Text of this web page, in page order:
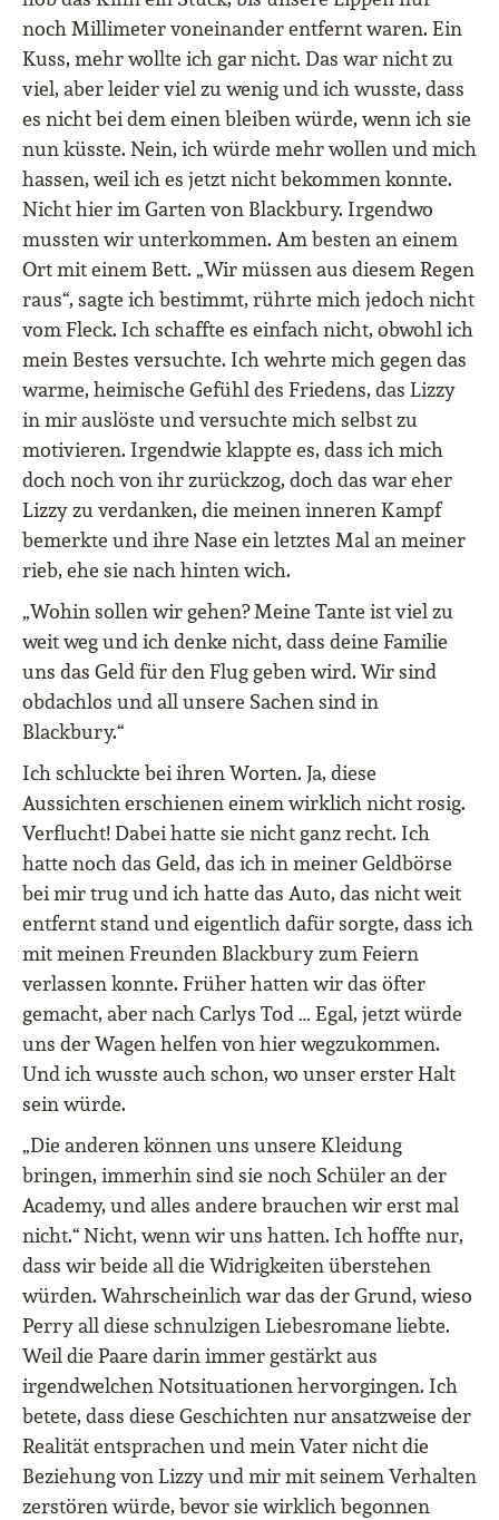
noch Millimeter voneinander entfernt waren. Ein
Kuss, mehr wollte ich gar nicht. Das war nicht zu
viel, aber leider viel zu wenig und ich wusste, dass
es nicht bei dem einen bleiben würde, wenn ich sie
nun küsste. Nein, ich würde mehr wollen und mich
hassen, weil ich es jetzt nicht bekommen konnte.
Nicht hier im Garten von Blackbury. Irgendwo
mussten wir unterkommen. Am besten an einem
Ort mit einem Bett. „Wir müssen aus diesem Regen
raus“, sagte ich bestimmt, rührte mich jedoch nicht
vom Fleck. Ich schaffte es einfach nicht, obwohl ich
mein Bestes versuchte. Ich wehrte mich gegen das
warme, heimische Gefühl des Friedens, das Lizzy
in mir auslöste und versuchte mich selbst zu
motivieren. Irgendwie klappte es, dass ich mich
doch noch von ihr zurückzog, doch das war eher
Lizzy zu verdanken, die meinen inneren Kampf
bemerkte und ihre Nase ein letztes Mal an meiner
rieb, ehe sie nach hinten wich.
„Wohin sollen wir gehen? Meine Tante ist viel zu
weit weg und ich denke nicht, dass deine Familie
uns das Geld für den Flug geben wird. Wir sind
obdachlos und all unsere Sachen sind in
Blackbury.“
Ich schluckte bei ihren Worten. Ja, diese
Aussichten erschienen einem wirklich nicht rosig.
Verflucht! Dabei hatte sie nicht ganz recht. Ich
hatte noch das Geld, das ich in meiner Geldbörse
bei mir trug und ich hatte das Auto, das nicht weit
entfernt stand und eigentlich dafür sorgte, dass ich
mit meinen Freunden Blackbury zum Feiern
verlassen konnte. Früher hatten wir das öfter
gemacht, aber nach Carlys Tod … Egal, jetzt würde
uns der Wagen helfen von hier wegzukommen.
Und ich wusste auch schon, wo unser erster Halt
sein würde.
„Die anderen können uns unsere Kleidung
bringen, immerhin sind sie noch Schüler an der
Academy, und alles andere brauchen wir erst mal
nicht.“ Nicht, wenn wir uns hatten. Ich hoffte nur,
dass wir beide all die Widrigkeiten überstehen
würden. Wahrscheinlich war das der Grund, wieso
Perry all diese schnulzigen Liebesromane liebte.
Weil die Paare darin immer gestärkt aus
irgendwelchen Notsituationen hervorgingen. Ich
betete, dass diese Geschichten nur ansatzweise der
Realität entsprachen und mein Vater nicht die
Beziehung von Lizzy und mir mit seinem Verhalten
zerstören würde, bevor sie wirklich begonnen